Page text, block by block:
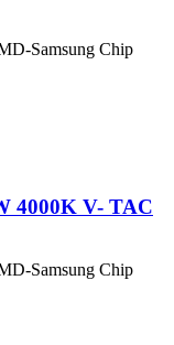
Samsung Chip
4000K V- TAC
Samsung Chip